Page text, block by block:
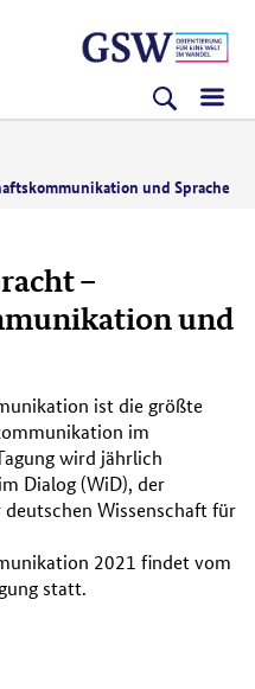
und Sprache
–
und
ist die größte
im
wird jährlich
Dialog (WiD), der
Wissenschaft für
2021 findet vom
statt.